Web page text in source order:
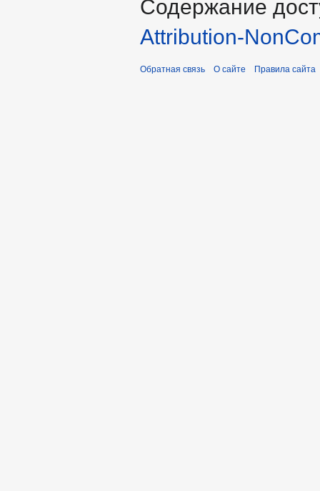
Содержание
Attribution-
Обратная связь О сайте Правила сайта